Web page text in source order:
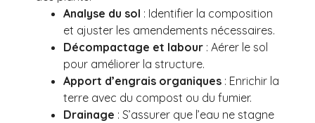
Analyse du sol : Identifier la composition
et ajuster les amendements nécessaires.
Décompactage et labour : Aérer le sol
pour améliorer la structure.
Apport d’engrais organiques : Enrichir la
terre avec du compost ou du fumier.
Drainage : S’assurer que l’eau ne stagne